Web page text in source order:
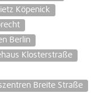
Köpenick
Berlin
Klosterstraße
Breite Straße